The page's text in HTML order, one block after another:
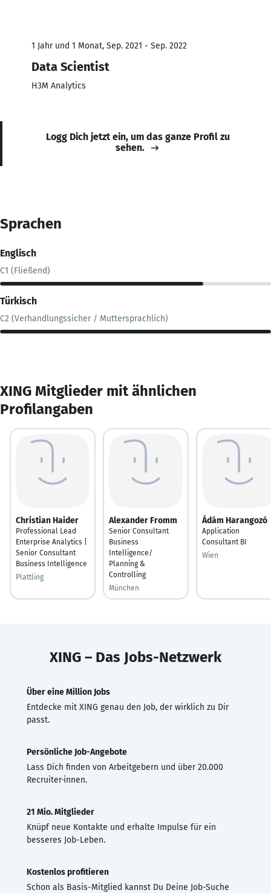
1 Jahr und 1 Monat, Sep. 2021 - Sep. 2022
Data Scientist
H3M Analytics
Logg Dich jetzt ein, um das ganze Profil zu
sehen.
Sprachen
Englisch
C1 (Fließend)
Türkisch
C2 (Verhandlungssicher / Muttersprachlich)
XING Mitglieder mit ähnlichen
Profilangaben
Christian Haider
Professional Lead
Enterprise Analytics |
Senior Consultant
Business Intelligence
Plattling
Alexander Fromm
Senior Consultant
Business
Intelligence/
Planning &
Controlling
München
Ádám Harangozó
Application
Consultant BI
Wien
XING – Das Jobs-Netzwerk
Über eine Million Jobs
Entdecke mit XING genau den Job, der wirklich zu Dir
passt.
Persönliche Job-Angebote
Lass Dich finden von Arbeitgebern und über 20.000
Recruiter·innen.
21 Mio. Mitglieder
Knüpf neue Kontakte und erhalte Impulse für ein
besseres Job-Leben.
Kostenlos profitieren
Schon als Basis-Mitglied kannst Du Deine Job-Suche